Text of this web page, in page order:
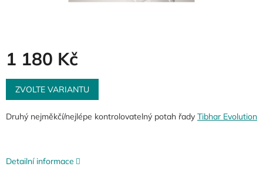
1 180 Kč
Měrná
cena:
ZVOLTE VARIANTU
Druhý nejměkčí/nejlépe kontrolovatelný potah řady Tibhar Evolution
Detailní informace